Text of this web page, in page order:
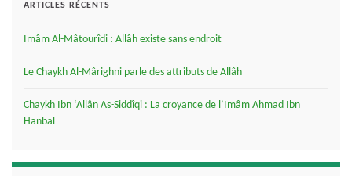
ARTICLES RÉCENTS
Imâm Al-Mâtourîdi : Allâh existe sans endroit
Le Chaykh Al-Mârighni parle des attributs de Allâh
Chaykh Ibn ‘Allân As-Siddîqi : La croyance de l’Imâm Ahmad Ibn
Hanbal